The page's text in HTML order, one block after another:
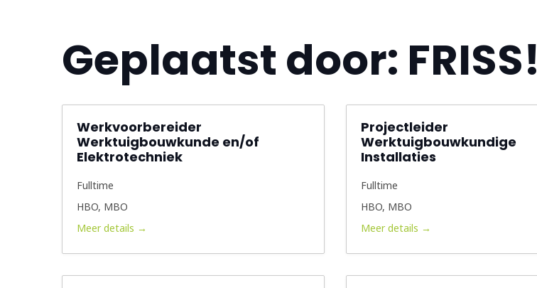
Geplaatst door: FRISS!
Werkvoorbereider
Werktuigbouwkunde en/of
Elektrotechniek
Fulltime
HBO MBO
Meer details
Projectleider
Werktuigbouwkundige
Installaties
Fulltime
HBO MBO
Meer details